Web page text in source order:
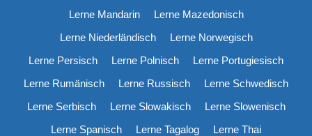
Lerne Mandarin
Lerne Mazedonisch
Lerne Niederländisch
Lerne Norwegisch
Lerne Persisch
Lerne Polnisch
Lerne Portugiesisch
Lerne Rumänisch
Lerne Russisch
Lerne Schwedisch
Lerne Serbisch
Lerne Slowakisch
Lerne Slowenisch
Lerne Spanisch
Lerne Tagalog
Lerne Thai